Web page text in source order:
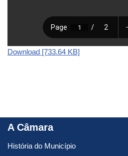
Download [733.64 KB]
A Câmara
História do Município